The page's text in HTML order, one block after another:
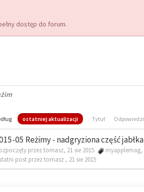
dostęp do forum.
ostatniej aktualizacji Tytuł Odpowiedzi
05 Reżimy - nadgryziona część jabłka
przez tomasz, 21 sie 2015
myapplemag,
post przez tomasz , 21 sie 2015